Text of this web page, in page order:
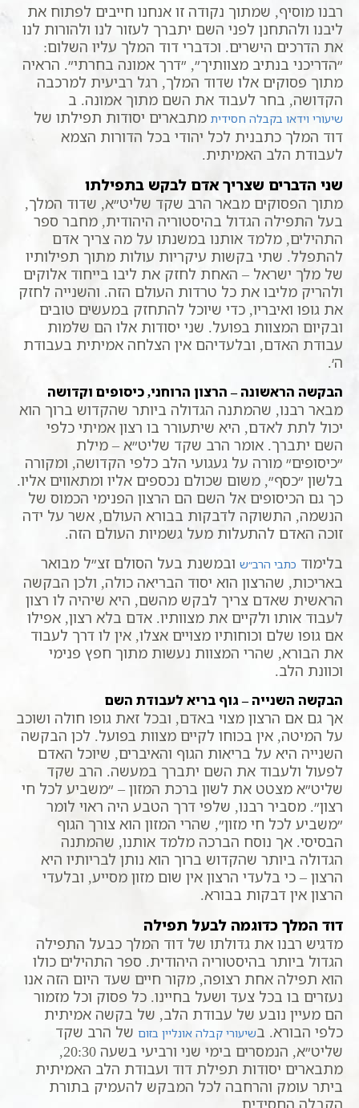
רבנו מוסיף, שמתוך נקודה זו אנחנו חייבים לפתוח את
ליבנו ולהתחנן לפני השם יתברך לעזור לנו ולהורות לנו
את הדרכים הישרים. וכדברי דוד המלך עליו השלום:
״הדריכני בנתיב מצוותיך״, ״דרך אמונה בחרתי״. הראיה
מתוך פסוקים אלו שדוד המלך, רגל רביעית למרכבה
הקדושה, בחר לעבוד את השם מתוך אמונה. ב
שיעורי וידאו בקבלה חסידית מתבארים יסודות תפילתו של
דוד המלך כתבנית לכל יהודי בכל הדורות הצמא
לעבודת הלב האמיתית.
שני הדברים שצריך אדם לבקש בתפילתו
מתוך הפסוקים מבאר הרב שקד שליט״א, שדוד המלך,
בעל התפילה הגדול בהיסטוריה היהודית, מחבר ספר
התהילים, מלמד אותנו במשנתו על מה צריך אדם
להתפלל. שתי בקשות עיקריות עולות מתוך תפילותיו
של מלך ישראל – האחת לחזק את ליבו בייחוד אלוקים
ולהריק מליבו את כל טרדות העולם הזה. והשנייה לחזק
את גופו ואיבריו, כדי שיוכל להתחזק במעשים טובים
ובקיום המצוות בפועל. שני יסודות אלו הם שלמות
עבודת האדם, ובלעדיהם אין הצלחה אמיתית בעבודת
ה׳.
הבקשה הראשונה – הרצון הרוחני, כיסופים וקדושה
מבאר רבנו, שהמתנה הגדולה ביותר שהקדוש ברוך הוא
יכול לתת לאדם, היא שיתעורר בו רצון אמיתי כלפי
השם יתברך. אומר הרב שקד שליט״א – מילת
״כיסופים״ מורה על געגועי הלב כלפי הקדושה, ומקורה
בלשון ״כסף״, משום שכולם נכספים אליו ומתאווים אליו.
כך גם הכיסופים אל השם הם הרצון הפנימי הכמוס של
הנשמה, התשוקה לדבקות בבורא העולם, אשר על ידה
זוכה האדם להתעלות מעל גשמיות העולם הזה.
בלימוד כתבי הרב״ש ובמשנת בעל הסולם זצ״ל מבואר
באריכות, שהרצון הוא יסוד הבריאה כולה, ולכן הבקשה
הראשית שאדם צריך לבקש מהשם, היא שיהיה לו רצון
לעבוד אותו ולקיים את מצוותיו. אדם בלא רצון, אפילו
אם גופו שלם וכוחותיו מצויים אצלו, אין לו דרך לעבוד
את הבורא, שהרי המצוות נעשות מתוך חפץ פנימי
וכוונת הלב.
הבקשה השנייה – גוף בריא לעבודת השם
אך גם אם הרצון מצוי באדם, ובכל זאת גופו חולה ושוכב
על המיטה, אין בכוחו לקיים מצוות בפועל. לכן הבקשה
השנייה היא על בריאות הגוף והאיברים, שיוכל האדם
לפעול ולעבוד את השם יתברך במעשה. הרב שקד
שליט״א מצטט את לשון ברכת המזון – ״משביע לכל חי
רצון״. מסביר רבנו, שלפי דרך הטבע היה ראוי לומר
״משביע לכל חי מזון״, שהרי המזון הוא צורך הגוף
הבסיסי. אך נוסח הברכה מלמד אותנו, שהמתנה
הגדולה ביותר שהקדוש ברוך הוא נותן לבריותיו היא
הרצון – כי בלעדי הרצון אין שום מזון מסייע, ובלעדי
הרצון אין דבקות בבורא.
דוד המלך כדוגמה לבעל תפילה
מדגיש רבנו את גדולתו של דוד המלך כבעל התפילה
הגדול ביותר בהיסטוריה היהודית. ספר התהילים כולו
הוא תפילה אחת רצופה, מקור חיים שעד היום הזה אנו
נעזרים בו בכל צעד ושעל בחיינו. כל פסוק וכל מזמור
הם מעיין נובע של עבודת הלב, של בקשה אמיתית
כלפי הבורא. בשיעורי קבלה אונליין בזום של הרב שקד
שליט״א, הנמסרים בימי שני ורביעי בשעה 20:30,
מתבארים יסודות תפילת דוד ועבודת הלב האמיתית
ביתר עומק והרחבה לכל המבקש להעמיק בתורת
הקבלה החסידית.